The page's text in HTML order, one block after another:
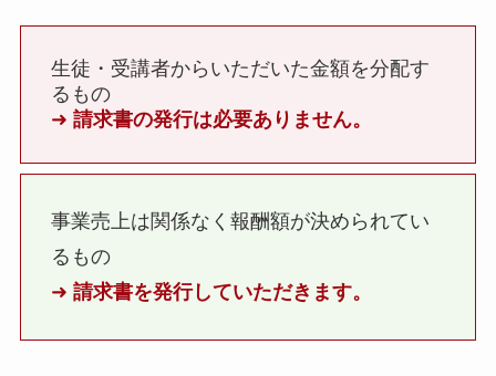
生徒・受講者からいただいた金額を分配す
るもの
➜ 請求書の発行は必要ありません。
事業売上は関係なく報酬額が決められてい
るもの
➜ 請求書を発行していただきます。